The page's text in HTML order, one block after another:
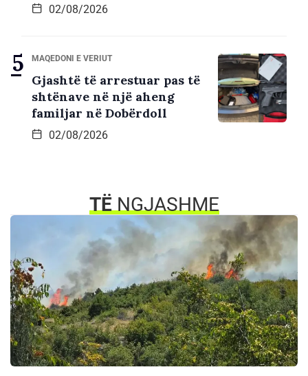
02/08/2026
MAQEDONI E VERIUT
Gjashtë të arrestuar pas të
shtënave në një aheng
familjar në Dobërdoll
02/08/2026
TËNGJASHME